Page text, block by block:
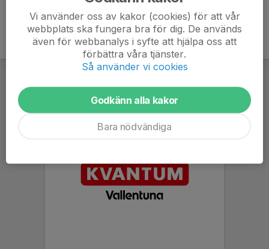
Vi använder oss av kakor (cookies) för att vår
webbplats ska fungera bra för dig. De används
även för webbanalys i syfte att hjälpa oss att
förbättra våra tjänster.
Så använder vi cookies
Godkänn alla kakor
Bara nödvändiga